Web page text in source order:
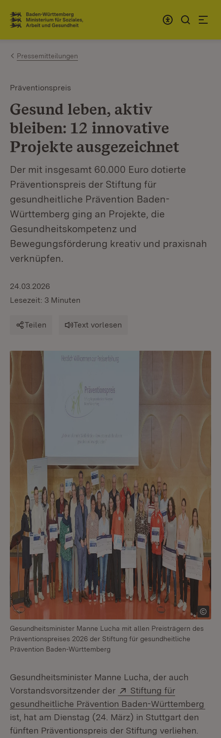
Zum Inhalt springen
Link zur Startseite
Pressemitteilungen
Präventionspreis
Gesund leben, aktiv
bleiben: 12 innovative
Projekte ausgezeichnet
Der mit insgesamt 60.000 Euro dotierte
Präventionspreis der Stiftung für
gesundheitliche Prävention Baden-
Württemberg ging an Projekte, die
Gesundheitskompetenz und
Bewegungsförderung kreativ und praxisnah
verknüpfen.
24.03.2026
Lesezeit: 3 Minuten
Teilen Text vorlesen
Gesundheitsminister Manne Lucha mit allen Preisträgern des
Präventionspreises 2026 der Stiftung für gesundheitliche
Prävention Baden-Württemberg
Gesundheitsminister Manne Lucha, der auch
Vorstandsvorsitzender der
Extern:
Stiftung für
gesundheitliche Prävention Baden-Württemberg
ist, hat am Dienstag (24. März) in Stuttgart den
fünften Präventionspreis der Stiftung verliehen.